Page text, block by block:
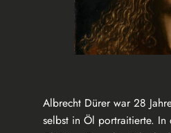
Albrecht Dürer war 28
selbst in Öl portraitierte. In